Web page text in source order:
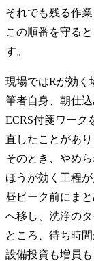
それでも残る作
この順番を守る
す。
現場ではRが効く
筆者自身、朝仕
ECRS付箋ワーク
直したことがあり
そのとき、やめ
ほうが効く工程が
昼ピーク前にま
へ移し、洗浄の
ところ、待ち時
設備投資も増員も